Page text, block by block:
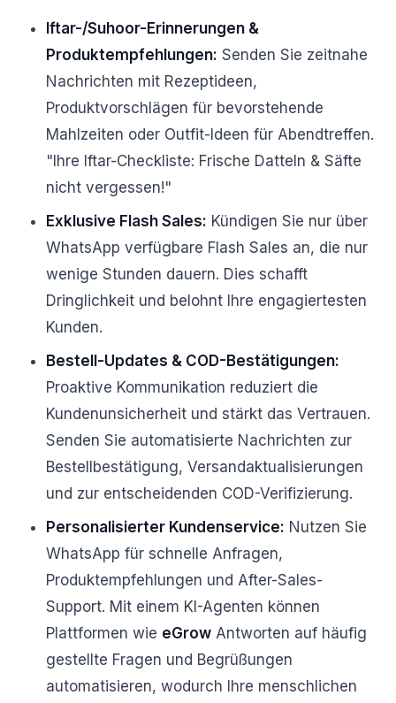
Iftar-/Suhoor-Erinnerungen &
Produktempfehlungen: Senden Sie zeitnahe
Nachrichten mit Rezeptideen,
Produktvorschlägen für bevorstehende
Mahlzeiten oder Outfit-Ideen für Abendtreffen.
"Ihre Iftar-Checkliste: Frische Datteln & Säfte
nicht vergessen!"
Exklusive Flash Sales: Kündigen Sie nur über
WhatsApp verfügbare Flash Sales an, die nur
wenige Stunden dauern. Dies schafft
Dringlichkeit und belohnt Ihre engagiertesten
Kunden.
Bestell-Updates & COD-Bestätigungen:
Proaktive Kommunikation reduziert die
Kundenunsicherheit und stärkt das Vertrauen.
Senden Sie automatisierte Nachrichten zur
Bestellbestätigung, Versandaktualisierungen
und zur entscheidenden COD-Verifizierung.
Personalisierter Kundenservice: Nutzen Sie
WhatsApp für schnelle Anfragen,
Produktempfehlungen und After-Sales-
Support. Mit einem KI-Agenten können
Plattformen wie eGrow Antworten auf häufig
gestellte Fragen und Begrüßungen
automatisieren, wodurch Ihre menschlichen